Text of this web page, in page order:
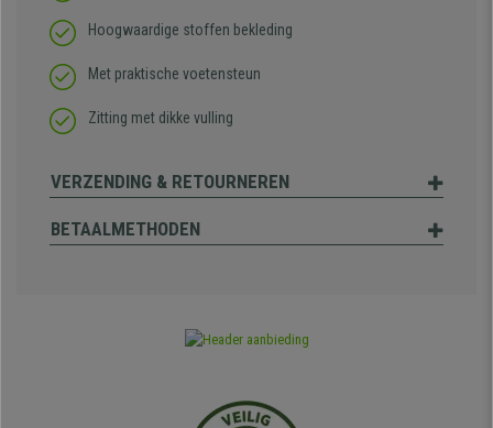
Hoogwaardige stoffen bekleding
Met praktische voetensteun
Zitting met dikke vulling
VERZENDING & RETOURNEREN
BETAALMETHODEN